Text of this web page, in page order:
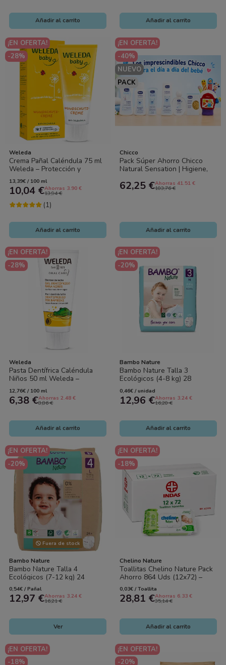
Añadir al carrito Añadir al carrito
¡EN OFERTA!
-28%
Weleda
Crema Pañal Caléndula 75 ml
Weleda – Protección y
Cuidado Natural del Bebé
13,39€ / 100 ml
10,04 €Ahorras 3.90 €
13,94 €
(1)
Añadir al carrito
¡EN OFERTA!
-40%
NUEVO
PACK
Chicco
Pack Súper Ahorro Chicco
Natural Sensation | Higiene,
Bebé
62,25 €Ahorras 41.51 €
103,76 €
Añadir al carrito
¡EN OFERTA!
-28%
Weleda
Pasta Dentífrica Caléndula
Niños 50 ml Weleda –
Cuidado Bucal Natural sin
Flúor
12,76€ / 100 ml
6,38 €Ahorras 2.48 €
8,86 €
Añadir al carrito
¡EN OFERTA!
-20%
Bambo Nature
Bambo Nature Talla 3
Ecológicos (4-8 kg) 28
Pañales – Cuidado Natural
Premium y Máxima...
0,46€ / unidad
12,96 €Ahorras 3.24 €
16,20 €
Añadir al carrito
¡EN OFERTA!
-20%
Fuera de stock
Bambo Nature
Bambo Nature Talla 4
Ecológicos (7-12 kg) 24
Pañales – Cuidado Natural
Premium y...
0,54€ / Pañal
12,97 €Ahorras 3.24 €
16,21 €
Ver
¡EN OFERTA!
-18%
Chelino Nature
Toallitas Chelino Nature Pack
Ahorro 864 Uds (12x72) –
Limpieza Suave con Cuidado
Natural
0,03€ / Toallita
28,81 €Ahorras 6.33 €
35,14 €
Añadir al carrito
¡EN OFERTA!
-18%
¡EN OFERTA!
-20%